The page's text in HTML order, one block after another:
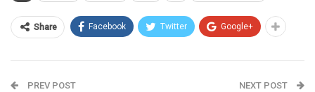
Share Facebook Twitter Google+
PREV POST NEXT POST